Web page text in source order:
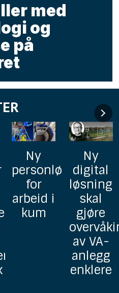
med
og
på
GF
lanserer
Uponor
homogene
grunnavløpsrør
Online
for